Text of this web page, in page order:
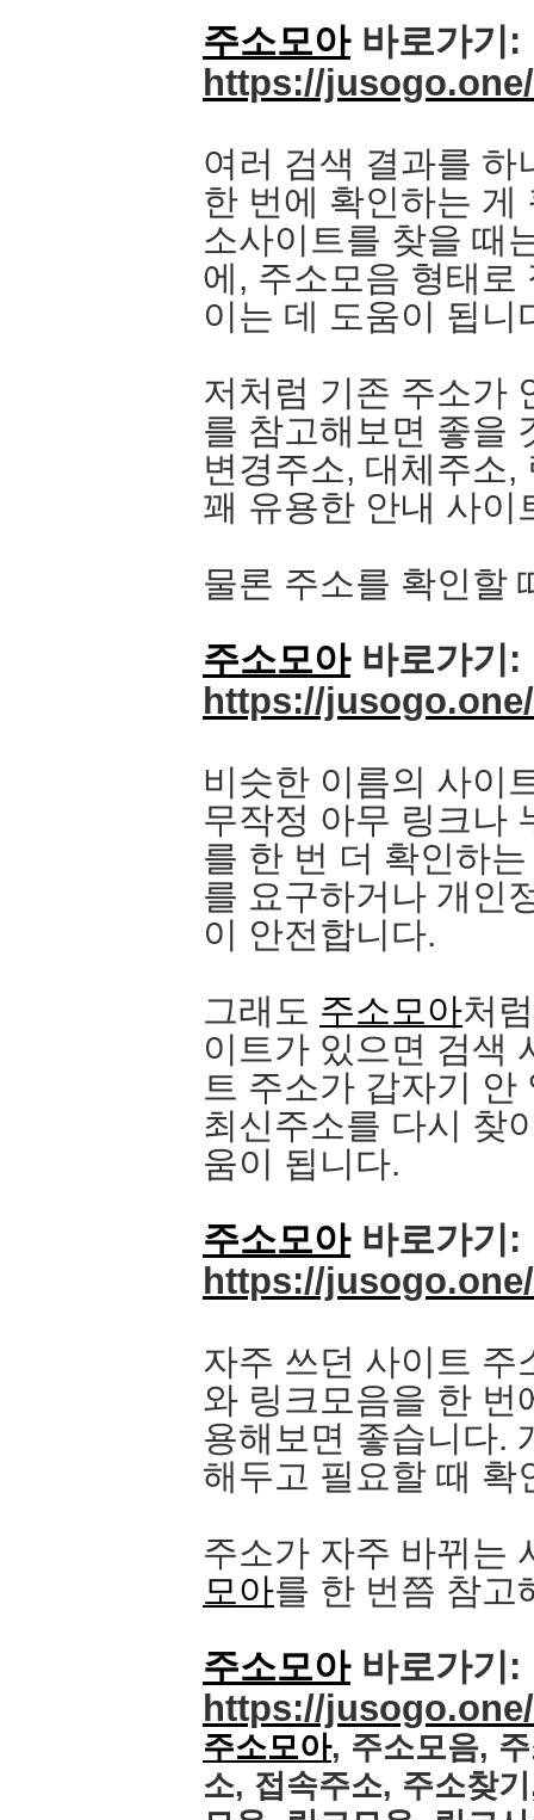
주소모아바로가기:
https://jusogo.one/
여러 검색 결과를
한 번에 확인하는 게
소사이트를 찾을 때
에, 주소모음 형태로
이는 데 도움이 됩니
저처럼 기존 주소가
를 참고해보면 좋을
변경주소, 대체주소
꽤 유용한 안내 사이
물론 주소를 확인할
주소모아바로가기:
https://jusogo.one/
비슷한 이름의 사이
무작정 아무 링크나
를 한 번 더 확인하
를 요구하거나 개인
이 안전합니다.
그래도 주소모아처
이트가 있으면 검색
트 주소가 갑자기 안
최신주소를 다시 찾
움이 됩니다.
주소모아바로가기:
https://jusogo.one/
자주 쓰던 사이트 주
와 링크모음을 한
용해보면 좋습니다.
해두고 필요할 때 확
주소가 자주 바뀌는
모아를 한 번쯤 참고
주소모아바로가기:
https://jusogo.one/
주소모아, 주소모음,
소, 접속주소, 주소찾